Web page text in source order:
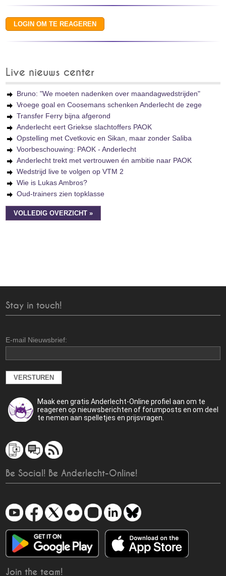
Live nieuws center
Bruno: "We moeten nadenken over maandagwedstrijden"
Vroege goal en Coosemans schenken Anderlecht de zege
Transfer Ferry bijna afgerond
Anderlecht eert Griekse slachtoffers PAOK
Opstelling met Cvetkovic en Sikan, maar zonder Saliba
Voorbeschouwing: PAOK - Anderlecht
Anderlecht trekt met vertrouwen én ambitie naar PAOK
Wedstrijd live te volgen op VTM 2
Wie is Lukas Ambros?
Oud-trainers zien topklasse
VOLLEDIG OVERZICHT »
Stay in touch!
E-mail Nieuwsbrief:
Maak een gratis Anderlecht-Online profiel aan om te
reageren op nieuwsberichten of forumposts en om deel
te nemen aan spelletjes en prijsvragen.
Be Social! Be Anderlecht-Online!
Join the team!